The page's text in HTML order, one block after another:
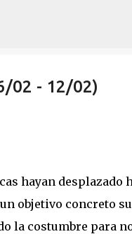
02 - 12/02)
hayan
objetivo concreto
la costumbre para